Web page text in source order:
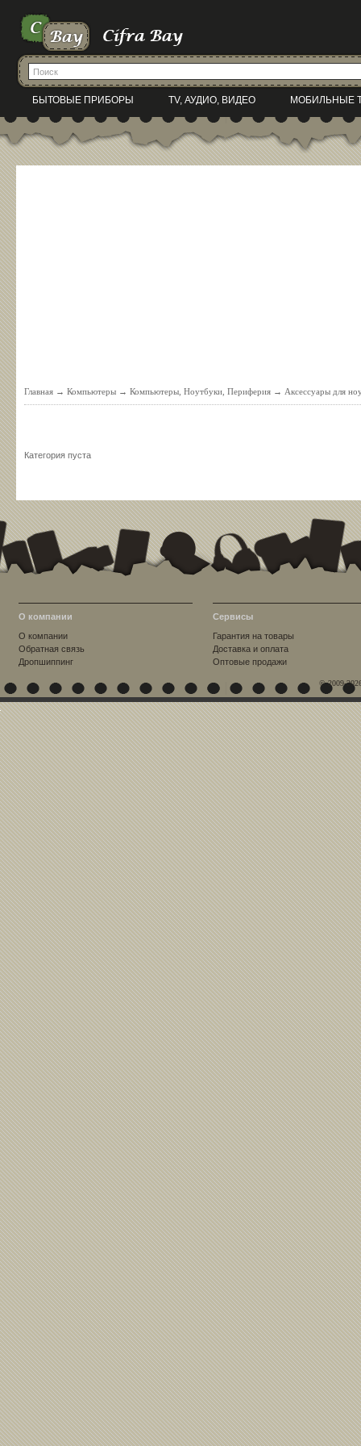
БЫТОВЫЕ ПРИБОРЫ TV, АУДИО, ВИДЕО МОБИЛЬНЫЕ
Главная → Компьютеры → Компьютеры, Ноутбуки, Периферия → Аксессуары для
Категория пуста
О компании
О компании
Обратная связь
Дропшиппинг
Сервисы
Гарантия на товары
Доставка и оплата
Оптовые продажи
© 2009-